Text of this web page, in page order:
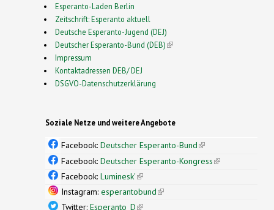
Esperanto-Laden Berlin
Zeitschrift: Esperanto aktuell
Deutsche Esperanto-Jugend (DEJ)
Deutscher Esperanto-Bund (DEB)(link is external)
Impressum
Kontaktadressen DEB/ DEJ
DSGVO-Datenschutzerklärung
Soziale Netze und weitere Angebote
Facebook: Deutscher Esperanto-Bund(link is
external)
Facebook: Deutscher Esperanto-Kongress(link is
Facebook: Luminesk'(link is external)
Instagram: esperantobund(link is external)
Twitter: Esperanto_D(link is external)